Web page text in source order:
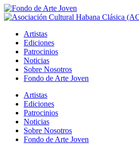
Artistas
Ediciones
Patrocinios
Noticias
Sobre Nosotros
Fondo de Arte Joven
Artistas
Ediciones
Patrocinios
Noticias
Sobre Nosotros
Fondo de Arte Joven